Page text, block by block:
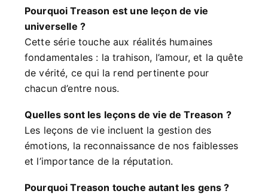
Pourquoi Treason est une leçon de vie
universelle ?
Cette série touche aux réalités humaines
fondamentales : la trahison, l’amour, et la quête
de vérité, ce qui la rend pertinente pour
chacun d’entre nous.
Quelles sont les leçons de vie de Treason ?
Les leçons de vie incluent la gestion des
émotions, la reconnaissance de nos faiblesses
et l’importance de la réputation.
Pourquoi Treason touche autant les gens ?